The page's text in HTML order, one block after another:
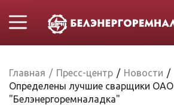
Главная / Пресс-центр / Новости /
Определены лучшие сварщики ОАО
"Белэнергоремналадка"